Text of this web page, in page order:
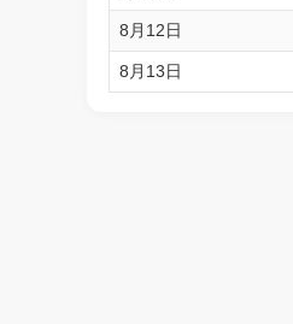
8月12日
8月13日